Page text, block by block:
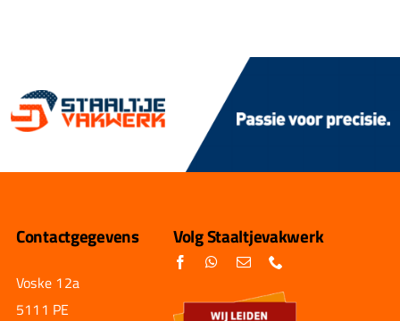
Contactgegevens
Voske 12a
5111 PE
Volg Staaltjevakwerk